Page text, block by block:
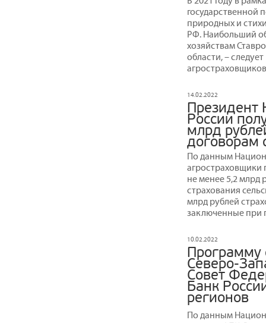
государственной
природных и
РФ. Наибольший
хозяйствам
области, –
14.02.2022
Президент
России
млрд
договорам
По данным
агростраховщики
не менее 5,2 млрд
страхования
млрд рублей
заключенные при
10.02.2022
Программу
Северо-
Совет
Банк
регионов
По данным